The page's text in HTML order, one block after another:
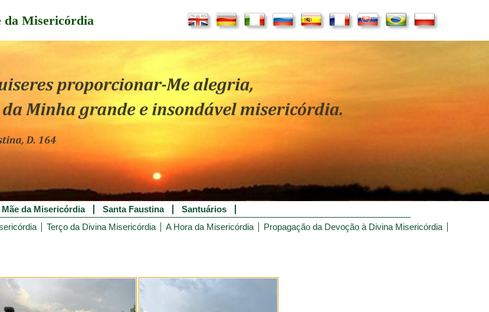
da Misericórdia
da Misericórdia Santa Faustina
Santuários
Terço da Divina Misericórdia A Hora da Misericórdia Propagação da Devoção à Divina Misericórdia